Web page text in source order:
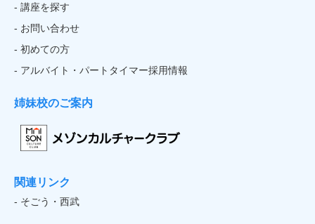
- 講座を探す
- お問い合わせ
- 初めての方
- アルバイト・パートタイマー採用情報
姉妹校のご案内
関連リンク
- そごう・西武